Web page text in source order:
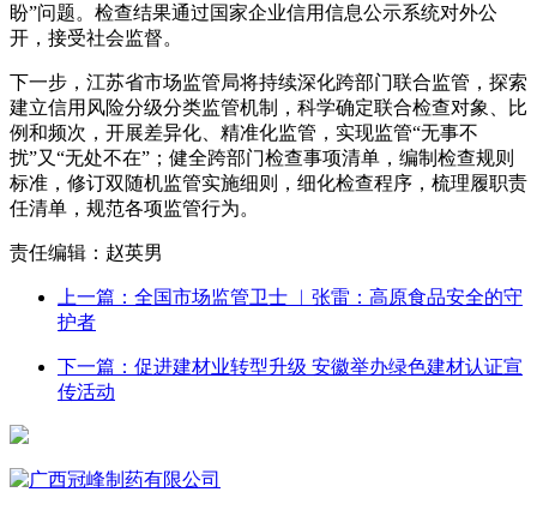
盼”问题。检查结果通过国家企业信用信息公示系统对外公
开，接受社会监督。
下一步，江苏省市场监管局将持续深化跨部门联合监管，探索
建立信用风险分级分类监管机制，科学确定联合检查对象、比
例和频次，开展差异化、精准化监管，实现监管“无事不
扰”又“无处不在”；健全跨部门检查事项清单，编制检查规则
标准，修订双随机监管实施细则，细化检查程序，梳理履职责
任清单，规范各项监管行为。
责任编辑：赵英男
上一篇：全国市场监管卫士 ︳张雷：高原食品安全的守
护者
下一篇：促进建材业转型升级 安徽举办绿色建材认证宣
传活动